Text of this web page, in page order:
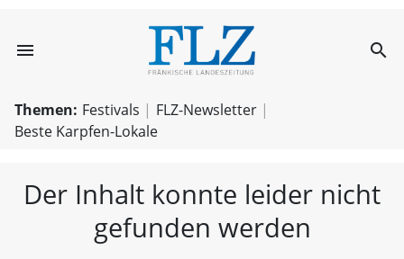
menu FLZ – search
Themen: Festivals
FLZ-Newsletter
Beste Karpfen-Lokale
Der Inhalt konnte leider nicht
gefunden werden